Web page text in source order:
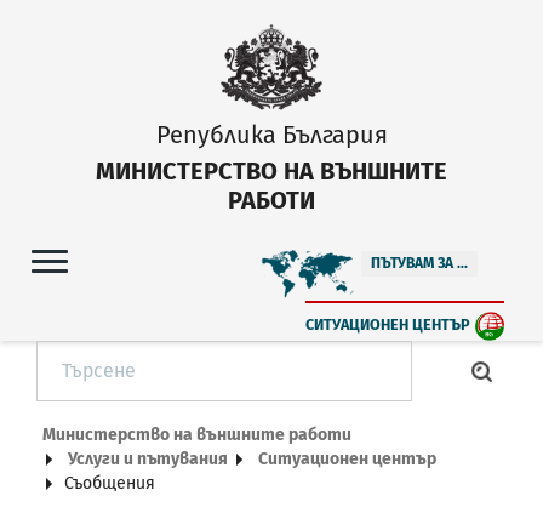
Република България
МИНИСТЕРСТВО НА ВЪНШНИТЕ
РАБОТИ
ПЪТУВАМ ЗА ...
СИТУАЦИОНЕН ЦЕНТЪР
Министерство на външните работи
Услуги и пътувания
Ситуационен център
Съобщения